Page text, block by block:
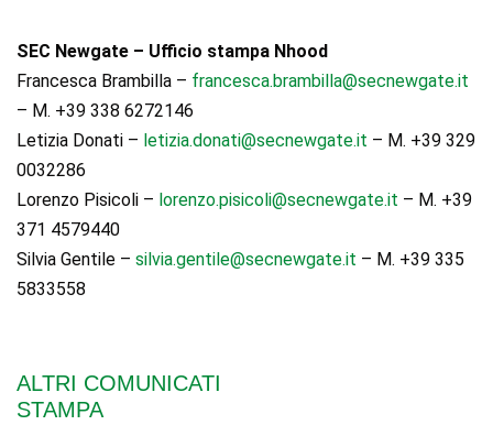
SEC Newgate – Ufficio stampa Nhood
Francesca Brambilla – francesca.brambilla@secnewgate.it
– M. +39 338 6272146
Letizia Donati – letizia.donati@secnewgate.it – M. +39 329
0032286
Lorenzo Pisicoli – lorenzo.pisicoli@secnewgate.it – M. +39
371 4579440
Silvia Gentile – silvia.gentile@secnewgate.it – M. +39 335
5833558
ALTRI COMUNICATI
STAMPA